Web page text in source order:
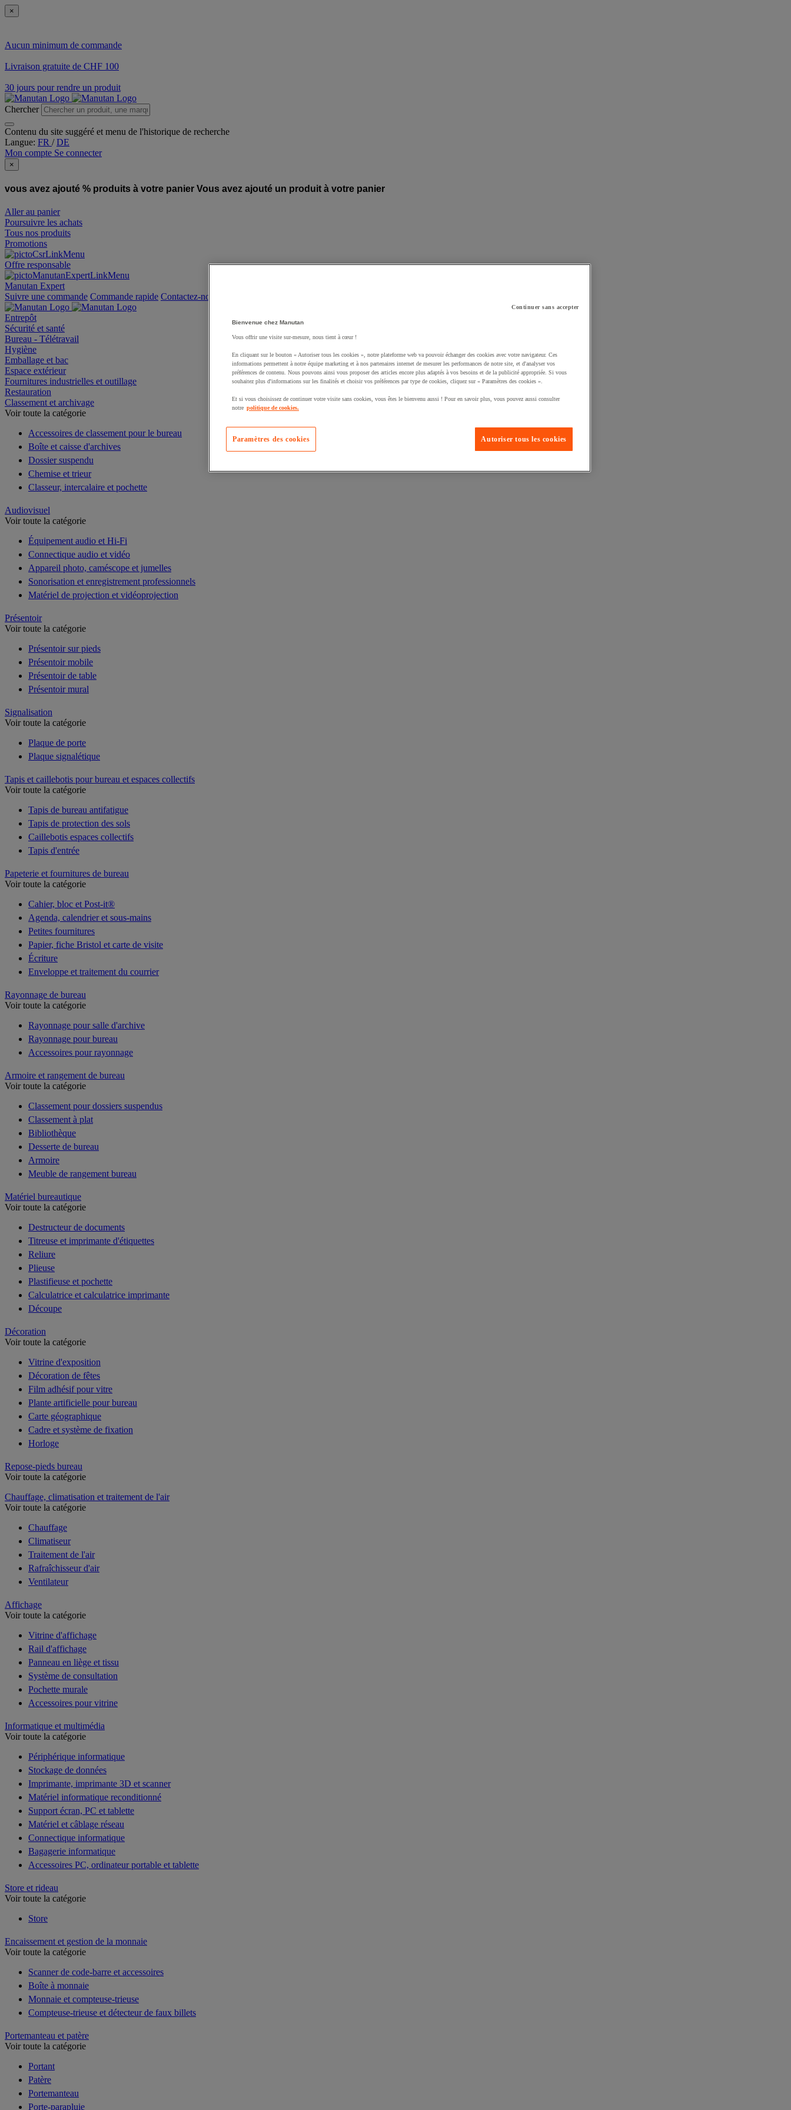
×
Aucun minimum de commande
Livraison gratuite de CHF 100
30 jours pour rendre un produit
Chercher
Contenu du site suggéré et menu de l'historique de recherche
Langue: FR /DE
Mon compte Se connecter
×
vous avez ajouté % produits à votre panier Vous avez ajouté un produit à votre panier
Aller au panier
Poursuivre les achats
Tous nos produits
Promotions
Offre responsable
Manutan Expert
Suivre une commande Commande rapide Contactez-nous
Entrepôt
Sécurité et santé
Bureau - Télétravail
Hygiène
Emballage et bac
Espace extérieur
Fournitures industrielles et outillage
Restauration
Classement et archivage
Voir toute la catégorie
Accessoires de classement pour le bureau
Boîte et caisse d'archives
Dossier suspendu
Chemise et trieur
Classeur, intercalaire et pochette
Audiovisuel
Voir toute la catégorie
Équipement audio et Hi-Fi
Connectique audio et vidéo
Appareil photo, caméscope et jumelles
Sonorisation et enregistrement professionnels
Matériel de projection et vidéoprojection
Présentoir
Voir toute la catégorie
Présentoir sur pieds
Présentoir mobile
Présentoir de table
Présentoir mural
Signalisation
Voir toute la catégorie
Plaque de porte
Plaque signalétique
Tapis et caillebotis pour bureau et espaces collectifs
Voir toute la catégorie
Tapis de bureau antifatigue
Tapis de protection des sols
Caillebotis espaces collectifs
Tapis d'entrée
Papeterie et fournitures de bureau
Voir toute la catégorie
Cahier, bloc et Post-it®
Agenda, calendrier et sous-mains
Petites fournitures
Papier, fiche Bristol et carte de visite
Écriture
Enveloppe et traitement du courrier
Rayonnage de bureau
Voir toute la catégorie
Rayonnage pour salle d'archive
Rayonnage pour bureau
Accessoires pour rayonnage
Armoire et rangement de bureau
Voir toute la catégorie
Classement pour dossiers suspendus
Classement à plat
Bibliothèque
Desserte de bureau
Armoire
Meuble de rangement bureau
Matériel bureautique
Voir toute la catégorie
Destructeur de documents
Titreuse et imprimante d'étiquettes
Reliure
Plieuse
Plastifieuse et pochette
Calculatrice et calculatrice imprimante
Découpe
Décoration
Voir toute la catégorie
Vitrine d'exposition
Décoration de fêtes
Film adhésif pour vitre
Plante artificielle pour bureau
Carte géographique
Cadre et système de fixation
Horloge
Repose-pieds bureau
Voir toute la catégorie
Chauffage, climatisation et traitement de l'air
Voir toute la catégorie
Chauffage
Climatiseur
Traitement de l'air
Rafraîchisseur d'air
Ventilateur
Affichage
Voir toute la catégorie
Vitrine d'affichage
Rail d'affichage
Panneau en liège et tissu
Système de consultation
Pochette murale
Accessoires pour vitrine
Informatique et multimédia
Voir toute la catégorie
Périphérique informatique
Stockage de données
Imprimante, imprimante 3D et scanner
Matériel informatique reconditionné
Support écran, PC et tablette
Matériel et câblage réseau
Connectique informatique
Bagagerie informatique
Accessoires PC, ordinateur portable et tablette
Store et rideau
Voir toute la catégorie
Store
Encaissement et gestion de la monnaie
Voir toute la catégorie
Scanner de code-barre et accessoires
Boîte à monnaie
Monnaie et compteuse-trieuse
Compteuse-trieuse et détecteur de faux billets
Portemanteau et patère
Voir toute la catégorie
Portant
Patère
Portemanteau
Porte-parapluie
Continuer sans accepter
Bienvenue chez Manutan
Vous offrir une visite sur-mesure, nous tient à cœur !
En cliquant sur le bouton « Autoriser tous les cookies », notre plateforme web va pouvoir échanger des cookies avec votre navigateur. Ces
informations permettent à notre équipe marketing et à nos partenaires internet de mesurer les performances de notre site, et d'analyser vos
préférences de contenu. Nous pouvons ainsi vous proposer des articles encore plus adaptés à vos besoins et de la publicité appropriée. Si vous
souhaitez plus d'informations sur les finalités et choisir vos préférences par type de cookies, cliquez sur « Paramètres des cookies ».
Et si vous choisissez de continuer votre visite sans cookies, vous êtes le bienvenu aussi ! Pour en savoir plus, vous pouvez aussi consulter
notre politique de cookies.
Autoriser tous les cookies
Paramètres des cookies